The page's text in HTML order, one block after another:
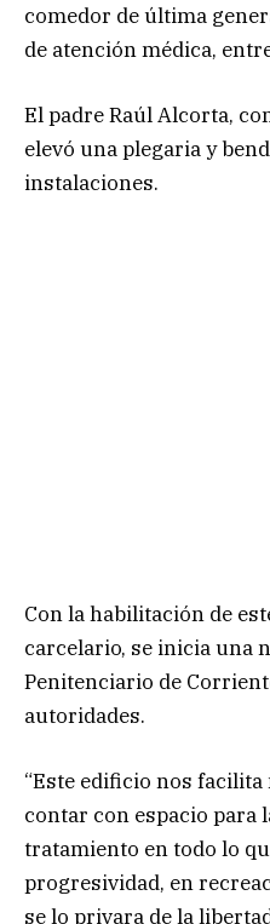
comedor de última
de atención médica,
El padre Raúl Alcorta,
elevó una plegaria y
instalaciones.
Con la habilitación de
carcelario, se inicia una
Penitenciario de
autoridades.
“Este edificio nos
contar con espacio para
tratamiento en todo lo
progresividad, en
se lo privara de la